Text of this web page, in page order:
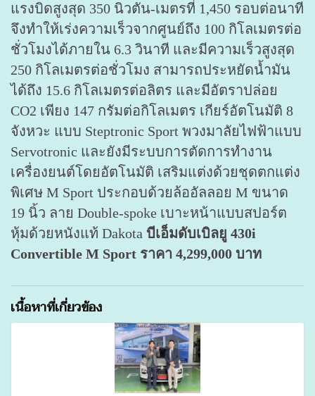
แรงบิดสูงสุด 350 นิวตัน-เมตรที่ 1,450 รอบต่อนาที
จึงทำให้เร่งความเร็วจากศูนย์ถึง 100 กิโลเมตรต่อ
ชั่วโมงได้ภายใน 6.3 วินาที และมีความเร็วสูงสุด
250 กิโลเมตรต่อชั่วโมง สามารถประหยัดน้ำมัน
ได้ถึง 15.6 กิโลเมตรต่อลิตร และมีอัตราปล่อย
CO2 เพียง 147 กรัมต่อกิโลเมตร เกียร์อัตโนมัติ 8
จังหวะ แบบ Steptronic Sport พวงมาลัยไฟฟ้าแบบ
Servotronic และยังมีระบบการตัดการทำงาน
เครื่องยนต์โดยอัตโนมัติ เสริมแต่งด้วยชุดตกแต่ง
พิเศษ M Sport ประกอบด้วยล้ออัลลอย M ขนาด
19 นิ้ว ลาย Double-spoke เบาะหน้าแบบสปอร์ต
หุ้มด้วยหนังแท้ Dakota บีเอ็มดับเบิลยู 430i
Convertible M Sport ราคา 4,299,000 บาท
เนื้อหาที่เกี่ยวข้อง